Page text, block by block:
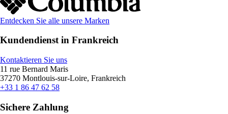
Entdecken Sie alle unsere Marken
Kundendienst in Frankreich
Kontaktieren Sie uns
11 rue Bernard Maris
37270 Montlouis-sur-Loire, Frankreich
+33 1 86 47 62 58
Sichere Zahlung